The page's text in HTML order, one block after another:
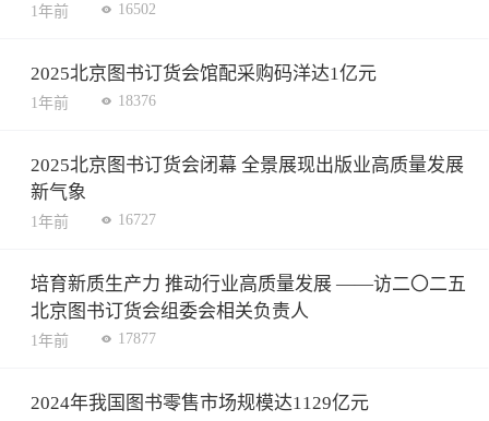
1年前 16502
2025北京图书订货会馆配采购码洋达1亿元
1年前 18376
2025北京图书订货会闭幕 全景展现出版业高质量发展
新气象
1年前 16727
培育新质生产力 推动行业高质量发展 ——访二〇二五
北京图书订货会组委会相关负责人
1年前 17877
2024年我国图书零售市场规模达1129亿元